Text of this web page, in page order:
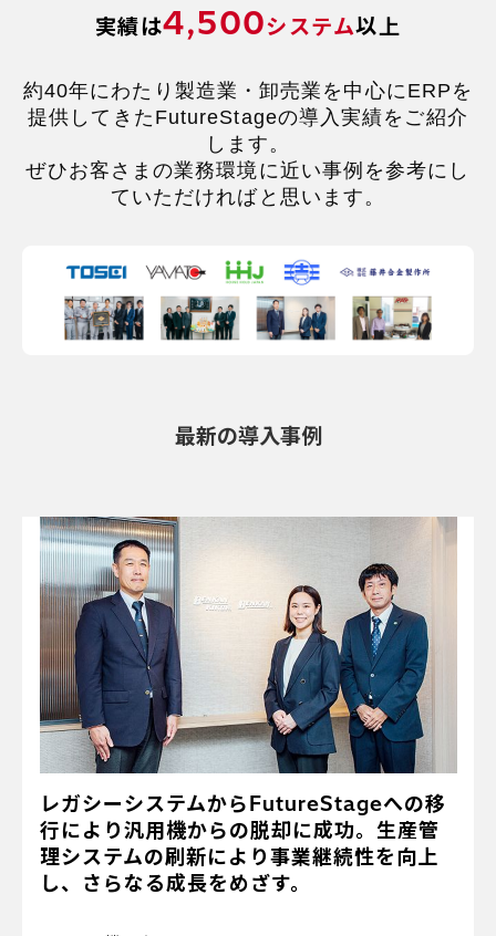
実績は4,500システム以上
約40年にわたり製造業・卸売業を中心にERPを
提供してきたFutureStageの導入実績をご紹介
します。
ぜひお客さまの業務環境に近い事例を参考にし
ていただければと思います。
最新の導入事例
レガシーシステムからFutureStageへの移
行により汎用機からの脱却に成功。生産管
理システムの刷新により事業継続性を向上
し、さらなる成長をめざす。